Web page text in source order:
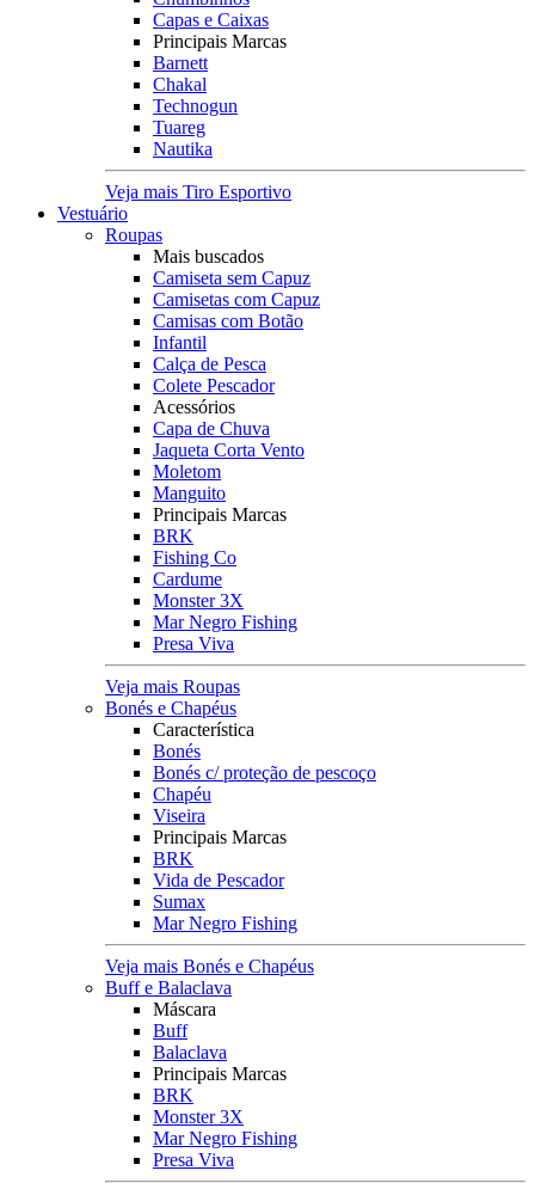
Capas e Caixas
Principais Marcas
Barnett
Chakal
Technogun
Tuareg
Nautika
Veja mais Tiro Esportivo
Vestuário
Roupas
Mais buscados
Camiseta sem Capuz
Camisetas com Capuz
Camisas com Botão
Infantil
Calça de Pesca
Colete Pescador
Acessórios
Capa de Chuva
Jaqueta Corta Vento
Moletom
Manguito
Principais Marcas
BRK
Fishing Co
Cardume
Monster 3X
Mar Negro Fishing
Presa Viva
Veja mais Roupas
Bonés e Chapéus
Característica
Bonés
Bonés c/ proteção de pescoço
Chapéu
Viseira
Principais Marcas
BRK
Vida de Pescador
Sumax
Mar Negro Fishing
Veja mais Bonés e Chapéus
Buff e Balaclava
Máscara
Buff
Balaclava
Principais Marcas
BRK
Monster 3X
Mar Negro Fishing
Presa Viva